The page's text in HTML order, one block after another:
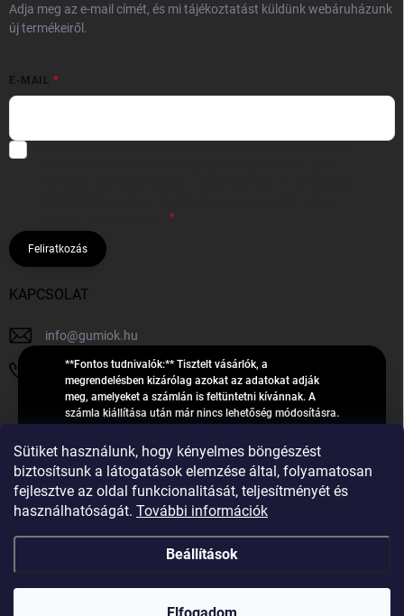
Sütiket használunk, hogy kényelmes böngészést
biztosítsunk a látogatások elemzése által, folyamatosan
fejlesztve az oldal funkcionalitását, teljesítményét és
használhatóságát. További információk
Beállítások
**Fontos tudnivalók:** Tisztelt vásárlók, a
megrendelésben kizárólag azokat az adatokat adják
meg, amelyeket a számlán is feltüntetni kívánnak. A
számla kiállítása után már nincs lehetőség módosításra.
feldolgozása” státusz alatt van lehetőség! Csak új,
**2023-ban, 2024-ben vagy 2025-ben** gyártott
gumiabroncsokat árusítunk – a gumik **pontos DOT-
számáról nem adunk felvilágosítást**! Köszönjük. A
feldolgozás alatt álló nagyszámú megrendelésre
vagy feldolgozásáról való tájékoztatásra. Csak
válaszolunk a **[gumisuperke@gmail.com]
(mailto:gumisuperke@gmail.com)** címre küldött e-mail
Adja meg az e-mail címét, és mi tájékoztatást küldünk webáruházunk
új termékeiről.
E-MAIL
Feliratkozás
KAPCSOLAT
info@gumiok.hu
+36705429902
R
U
K
E
R
Árukereső.hu
gumiok
GumiOK.hu webáruház